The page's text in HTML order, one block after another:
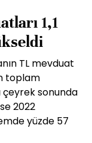
1,1
TL mevduat
toplam
çeyrek sonunda
2022
yüzde 57